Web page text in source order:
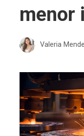
menor
Valeria